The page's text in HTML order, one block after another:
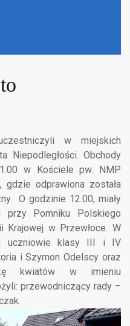
w miejskich
Niepodległości. Obchody
w Kościele pw. NMP
gdzie odprawiona została
O godzinie 12.00, miały
przy Pomniku Polskiego
Krajowej w Przewłoce. W
uczniowie klasy III i IV
i Szymon Odelscy oraz
kwiatów w imieniu
przewodniczący rady –